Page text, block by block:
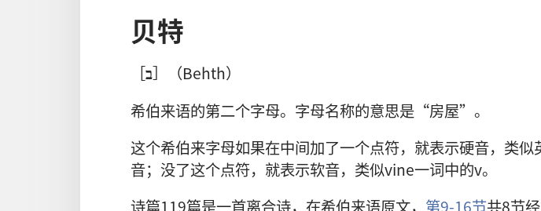
贝特
［ב］（Behth）
希伯来语的第二个字母。字母名称的意思是“房屋”。
这个希伯来字母如果在中间加了一个点符，就表示硬音，类似
音；没了这个点符，就表示软音，类似vine一词中的v。
诗篇119篇是一首离合诗，在希伯来语原文， 第9-16节共8节